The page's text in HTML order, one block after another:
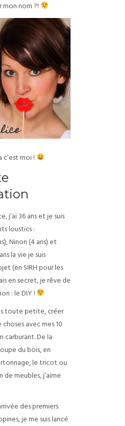
mon nom ?!
c’est moi !
j’ai 36 ans et je suis
loustics :
Ninon (4 ans) et
la vie je suis
(en SIRH pour les
en secret, je rêve de
: le DIY !
toute petite, créer
avec mes 10
carburant. De la
du bois, en
le tricot ou
meubles, j’aime
des premiers
je me suis lancé